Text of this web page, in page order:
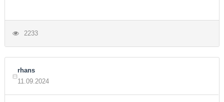
2233
rhans
11.09.2024